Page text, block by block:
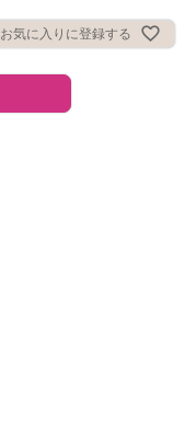
お気に入りに登録する